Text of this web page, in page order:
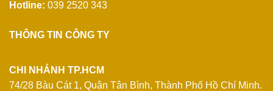
Hotline: 039 2520 343
THÔNG TIN CÔNG TY
CHI NHÁNH TP.HCM
74/28 Bàu Cát 1, Quận Tân Bình, Thành Phố Hồ Chí Minh.